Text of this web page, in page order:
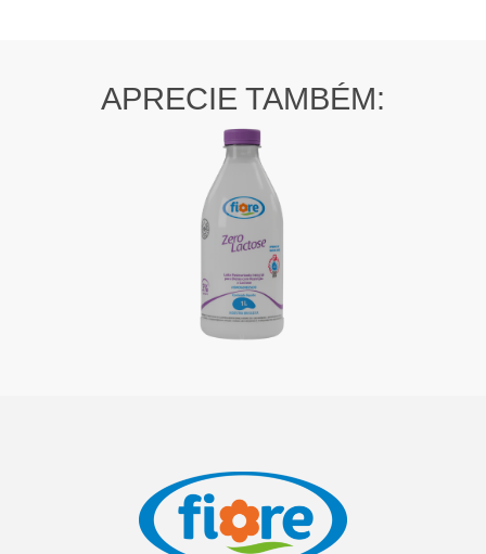
APRECIE TAMBÉM: